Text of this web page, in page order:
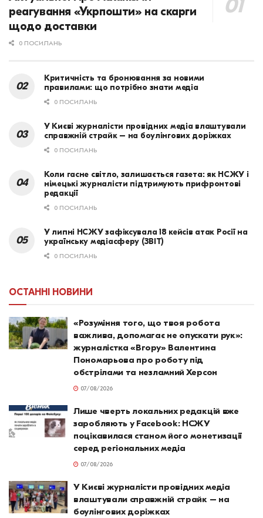
реагування «Укрпошти» на скарги
щодо доставки
0 ПОСИЛАНЬ
Критичність та бронювання за новими
правилами: що потрібно знати медіа
0 ПОСИЛАНЬ
У Києві журналісти провідних медіа влаштували
справжній страйк – на боулінгових доріжках
0 ПОСИЛАНЬ
Коли гасне світло, залишається газета: як НСЖУ і
німецькі журналісти підтримують прифронтові
редакції
0 ПОСИЛАНЬ
У липні НСЖУ зафіксувала 18 кейсів атак Росії на
українську медіасферу (ЗВІТ)
0 ПОСИЛАНЬ
ОСТАННІ НОВИНИ
«Розуміння того, що твоя робота
важлива, допомагає не опускати рук»:
журналістка «Вгору» Валентина
Пономарьова про роботу під
обстрілами та незламний Херсон
07/08/2026
Лише чверть локальних редакцій вже
заробляють у Facebook: НСЖУ
поцікавилася станом його монетизації
серед регіональних медіа
07/08/2026
У Києві журналісти провідних медіа
влаштували справжній страйк – на
боулінгових доріжках